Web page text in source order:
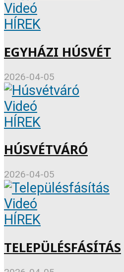
Videó
HÍREK
EGYHÁZI HÚSVÉT
2026-04-05
Videó
HÍREK
HÚSVÉTVÁRÓ
2026-04-05
Videó
HÍREK
TELEPÜLÉSFÁSÍTÁS